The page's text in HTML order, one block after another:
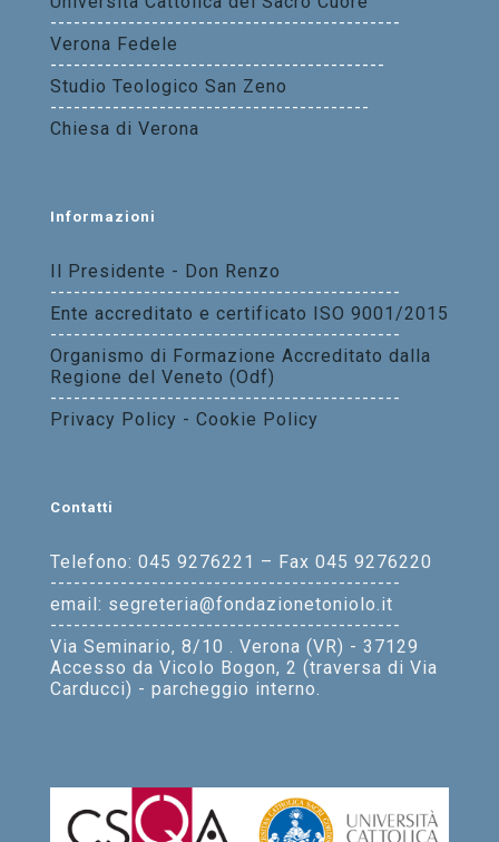
---------------------------------------------
Verona Fedele
-------------------------------------------
Studio Teologico San Zeno
-----------------------------------------
Chiesa di Verona
Informazioni
Il Presidente - Don Renzo
---------------------------------------------
Ente accreditato e certificato ISO 9001/2015
---------------------------------------------
Organismo di Formazione Accreditato dalla
Regione del Veneto (Odf)
---------------------------------------------
Privacy Policy - Cookie Policy
Contatti
Telefono: 045 9276221 – Fax 045 9276220
---------------------------------------------
email: segreteria@fondazionetoniolo.it
---------------------------------------------
Via Seminario, 8/10 . Verona (VR) - 37129
Accesso da Vicolo Bogon, 2 (traversa di Via
Carducci) - parcheggio interno.